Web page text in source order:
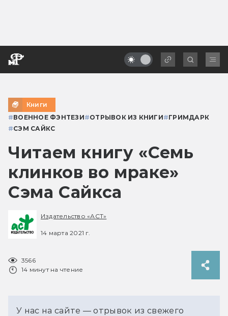
Книги
#ВОЕННОЕ ФЭНТЕЗИ#ОТРЫВОК ИЗ КНИГИ#ГРИМДАРК
#СЭМ САЙКС
Читаем книгу «Семь
клинков во мраке»
Сэма Сайкса
Издательство «АСТ»
14 марта 2021 г.
3566
14 минут на чтение
У нас на сайте — отрывок из свежего